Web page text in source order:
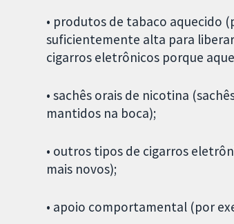
• produtos de tabaco aquecido
suficientemente alta para
cigarros eletrônicos porque
• sachês orais de nicotina
mantidos na boca);
• outros tipos de cigarros
mais novos);
• apoio comportamental (por